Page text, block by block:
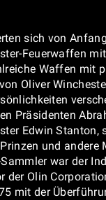
sich von
Feuerwaffen
Waffen mit
Oliver
Präsidenten
Edwin Stanton,
und andere
war der
der Olin
mit der